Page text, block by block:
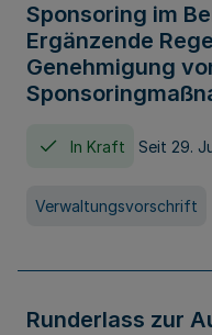
Sponsoring im
Ergänzende
Genehmigung
In Kraft Seit 29.
Verwaltungsvorschrift
Runderlass zur